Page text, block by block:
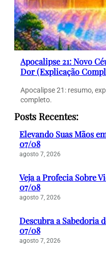
Apocalipse 21: Novo
Dor (Explicação
Apocalipse 21: resumo,
completo.
Posts Recentes:
Elevando Suas Mãos
07/08
agosto 7, 2026
Veja a Profecia Sobre
07/08
agosto 7, 2026
Descubra a Sabedoria
07/08
agosto 7, 2026